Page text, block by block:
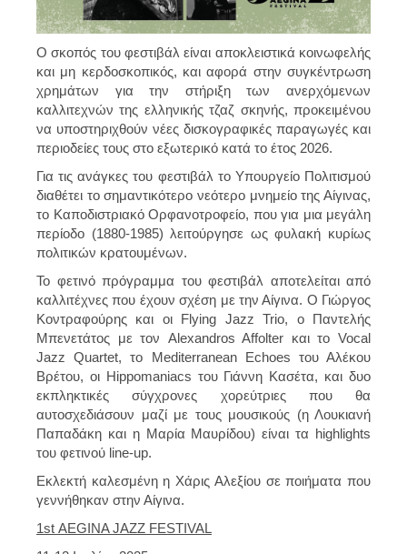
Ο σκοπός του φεστιβάλ είναι αποκλειστικά κοινωφελής
και μη κερδοσκοπικός, και αφορά στην συγκέντρωση
χρημάτων για την στήριξη των ανερχόμενων
καλλιτεχνών της ελληνικής τζαζ σκηνής, προκειμένου
να υποστηριχθούν νέες δισκογραφικές παραγωγές και
περιοδείες τους στο εξωτερικό κατά το έτος 2026.
Για τις ανάγκες του φεστιβάλ το Υπουργείο Πολιτισμού
διαθέτει το σημαντικότερο νεότερο μνημείο της Αίγινας,
το Καποδιστριακό Ορφανοτροφείο, που για μια μεγάλη
περίοδο (1880-1985) λειτούργησε ως φυλακή κυρίως
πολιτικών κρατουμένων.
Το φετινό πρόγραμμα του φεστιβάλ αποτελείται από
καλλιτέχνες που έχουν σχέση με την Αίγινα. Ο Γιώργος
Κοντραφούρης και οι Flying Jazz Trio, o Παντελής
Μπενετάτος με τον Alexandros Affolter και το Vocal
Jazz Quartet, τo Mediterranean Echoes του Αλέκου
Βρέτου, οι Hippomaniacs του Γιάννη Κασέτα, και δυο
εκπληκτικές σύγχρονες χορεύτριες που θα
αυτοσχεδιάσουν μαζί με τους μουσικούς (η Λουκιανή
Παπαδάκη και η Μαρία Μαυρίδου) είναι τα highlights
του φετινού line-up.
Εκλεκτή καλεσμένη η Χάρις Αλεξίου σε ποιήματα που
γεννήθηκαν στην Αίγινα.
1st AEGINA JAZZ FESTIVAL